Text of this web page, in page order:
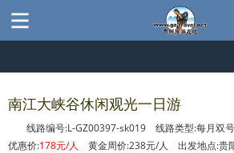
南江大峡谷休闲观光一日游
线路编号:L-GZ00397-sk019 线路类型:每月
优惠价:178元/人
黄金周价:238元/人 出发地点:贵